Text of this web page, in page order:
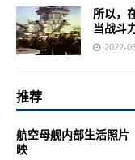
所以，
当战斗
2022-
推荐
航空母舰内部生活照片
映